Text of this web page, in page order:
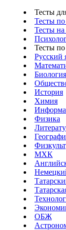
Тесты
Тесты
Тесты
Тесты
Русский
Биология
История
Химия
Физика
МХК
ОБЖ